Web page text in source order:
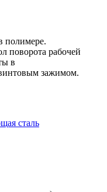
полимере.
поворота рабочей
в
зажимом.